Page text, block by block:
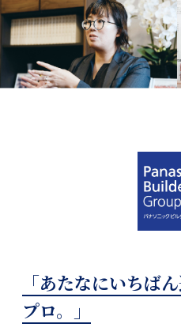
「あたなにいちば
プロ。」